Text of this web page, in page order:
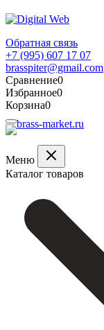
Обратная связь
+7 (995) 607 17 07
brasspiter@gmail.com
Сравнение0
Избранное0
Корзина0
Меню
Каталог товаров